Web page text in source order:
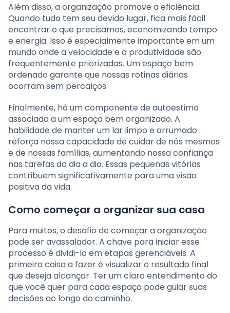
Além disso, a organização promove a eficiência.
Quando tudo tem seu devido lugar, fica mais fácil
encontrar o que precisamos, economizando tempo
e energia. Isso é especialmente importante em um
mundo onde a velocidade e a produtividade são
frequentemente priorizadas. Um espaço bem
ordenado garante que nossas rotinas diárias
ocorram sem percalços.
Finalmente, há um componente de autoestima
associado a um espaço bem organizado. A
habilidade de manter um lar limpo e arrumado
reforça nossa capacidade de cuidar de nós mesmos
e de nossas famílias, aumentando nossa confiança
nas tarefas do dia a dia. Essas pequenas vitórias
contribuem significativamente para uma visão
positiva da vida.
Como começar a organizar sua casa
Para muitos, o desafio de começar a organização
pode ser avassalador. A chave para iniciar esse
processo é dividi-lo em etapas gerenciáveis. A
primeira coisa a fazer é visualizar o resultado final
que deseja alcançar. Ter um claro entendimento do
que você quer para cada espaço pode guiar suas
decisões ao longo do caminho.